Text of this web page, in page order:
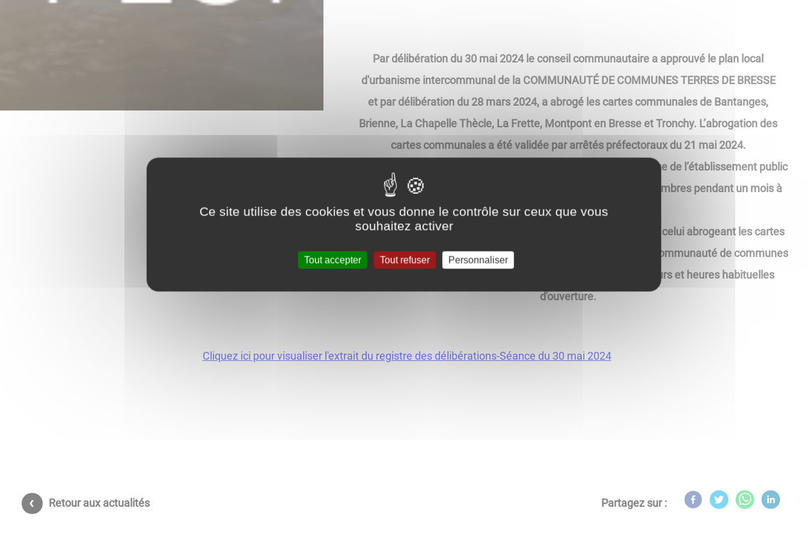
Par délibération du 30 mai 2024 le conseil communautaire a approuvé le plan local
d'urbanisme intercommunal de la COMMUNAUTÉ DE COMMUNES TERRES DE BRESSE
et par délibération du 28 mars 2024, a abrogé les cartes communales de Bantanges,
Brienne, La Chapelle Thècle, La Frette, Montpont en Bresse et Tronchy. L’abrogation des
cartes communales a été validée par arrêtés préfectoraux du 21 mai 2024.
Ces délibérations et les arrêtés préfectoraux sont affichés au siège de l’établissement public
de coopération intercommunale et en mairie des communes membres pendant un mois à
compter du 13 juin 2024.
Le dossier du plan local d'urbanisme intercommunal approuvé et celui abrogeant les cartes
communales sont tenus à la disposition du public au siège de la communauté de communes
Terres de Bresse et en mairie des communes membres aux jours et heures habituelles
d'ouverture.
Cliquez ici pour visualiser l'extrait du registre des délibérations-Séance du 30 mai 2024
Retour aux actualités Partagez sur :
Ce site utilise des cookies et vous donne le contrôle sur ceux que vous
souhaitez activer
Tout accepter Tout refuser Personnaliser